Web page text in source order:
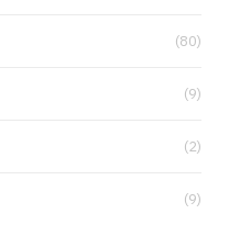
(80)
(9)
(2)
(9)